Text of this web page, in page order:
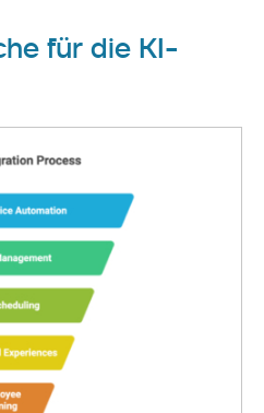
für die KI-